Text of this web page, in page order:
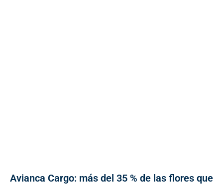
Avianca Cargo: más del 35 % de las flores que